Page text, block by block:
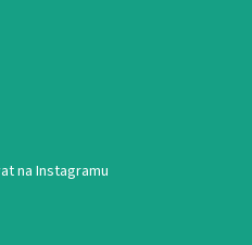
na Instagramu